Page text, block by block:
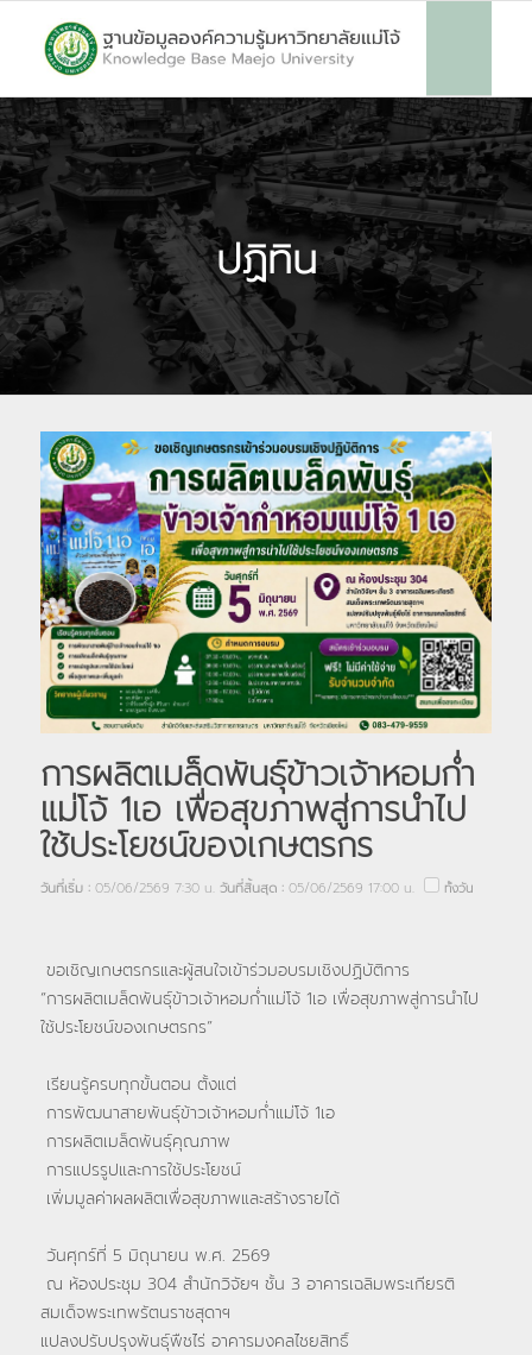
ปฏิทิน
การผลิตเมล็ดพันธุ์ข้าวเจ้าหอมก่ำ
แม่โจ้ 1เอ เพื่อสุขภาพสู่การนำไป
ใช้ประโยชน์ของเกษตรกร
วันที่เริ่ม : 05/06/2569 7:30 น. วันที่สิ้นสุด : 05/06/2569 17:00 น. ทั้งวัน
ขอเชิญเกษตรกรและผู้สนใจเข้าร่วมอบรมเชิงปฏิบัติการ
“การผลิตเมล็ดพันธุ์ข้าวเจ้าหอมก่ำแม่โจ้ 1เอ เพื่อสุขภาพสู่การนำไป
ใช้ประโยชน์ของเกษตรกร”
เรียนรู้ครบทุกขั้นตอน ตั้งแต่
การพัฒนาสายพันธุ์ข้าวเจ้าหอมก่ำแม่โจ้ 1เอ
การผลิตเมล็ดพันธุ์คุณภาพ
การแปรรูปและการใช้ประโยชน์
เพิ่มมูลค่าผลผลิตเพื่อสุขภาพและสร้างรายได้
วันศุกร์ที่ 5 มิถุนายน พ.ศ. 2569
ณ ห้องประชุม 304 สำนักวิจัยฯ ชั้น 3 อาคารเฉลิมพระเกียรติ
สมเด็จพระเทพรัตนราชสุดาฯ
แปลงปรับปรุงพันธุ์พืชไร่ อาคารมงคลไชยสิทธิ์